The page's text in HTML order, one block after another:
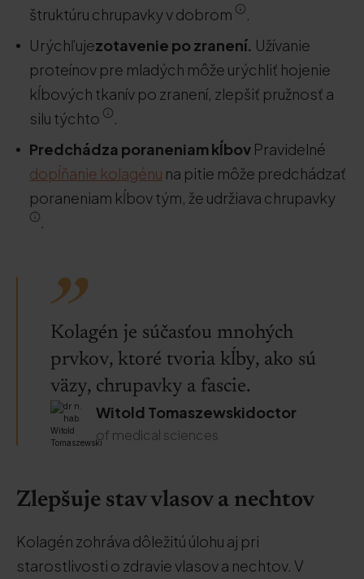
štruktúru chrupavky v dobrom
Urýchľujezotavenie po zranení. Užívanie
proteínov pre mladých môže urýchliť hojenie
kĺbových tkanív po zranení, zlepšiť pružnosť a
silu týchto
Predchádza poraneniam kĺbov Pravidelné
dopĺňanie kolagénu na pitie môže predchádzať
poraneniam kĺbov tým, že udržiava chrupavky
Kolagén je súčasťou mnohých
prvkov, ktoré tvoria kĺby, ako sú
väzy, chrupavky a fascie.
Witold Tomaszewskidoctor
of medical sciences
Zlepšuje stav vlasov a nechtov
Kolagén zohráva dôležitú úlohu aj pri
starostlivosti o zdravie vlasov a nechtov. V